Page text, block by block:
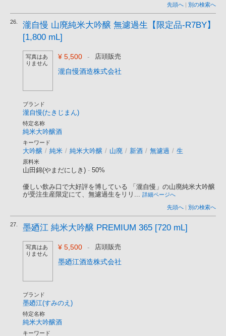
先頭へ | 別の検索へ
26.
瀧自慢 山廃純米大吟醸 無濾過生【限定品-R7BY】
[1,800 mL]
写真はあ
りません
¥ 5,500 - 店頭販売
瀧自慢酒造株式会社
ブランド
瀧自慢(たきじまん)
特定名称
純米大吟醸酒
キーワード
大吟醸 / 純米 / 純米大吟醸 / 山廃 / 新酒 / 無濾過 / 生
原料米
山田錦(やまだにしき) - 50%
優しい飲み口で大好評を博している 「瀧自慢」の山廃純米大吟醸
が受注生産限定にて、無濾過生をリリ... 詳細ページへ
先頭へ | 別の検索へ
27. 墨廼江 純米大吟醸 PREMIUM 365 [720 mL]
写真はあ
りません
¥ 5,500 - 店頭販売
墨廼江酒造株式会社
ブランド
墨廼江(すみのえ)
特定名称
純米大吟醸酒
キーワード